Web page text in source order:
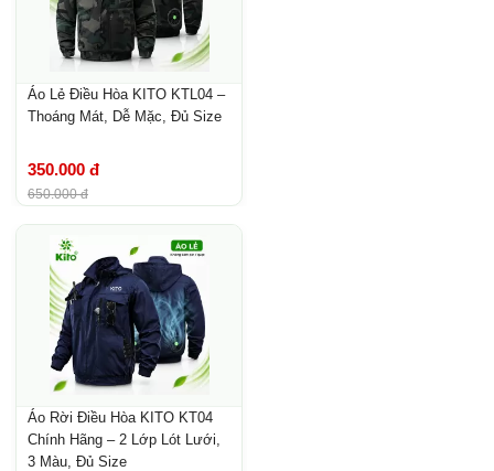
Áo Lẻ Điều Hòa KITO KTL04 –
Thoáng Mát, Dễ Mặc, Đủ Size
350.000 đ
650.000 đ
Áo Rời Điều Hòa KITO KT04
Chính Hãng – 2 Lớp Lót Lưới,
3 Màu, Đủ Size